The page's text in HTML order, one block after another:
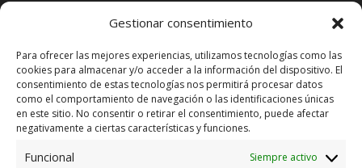
Gestionar consentimiento
Para ofrecer las mejores experiencias, utilizamos tecnologías como las
cookies para almacenar y/o acceder a la información del dispositivo. El
consentimiento de estas tecnologías nos permitirá procesar datos
como el comportamiento de navegación o las identificaciones únicas
en este sitio. No consentir o retirar el consentimiento, puede afectar
negativamente a ciertas características y funciones.
Funcional Siempre activo
C/ San José 6, 11004 Cádiz
LEGAL
POLÍTICA DE ENVÍO
TERMINOS Y CONDICIONES